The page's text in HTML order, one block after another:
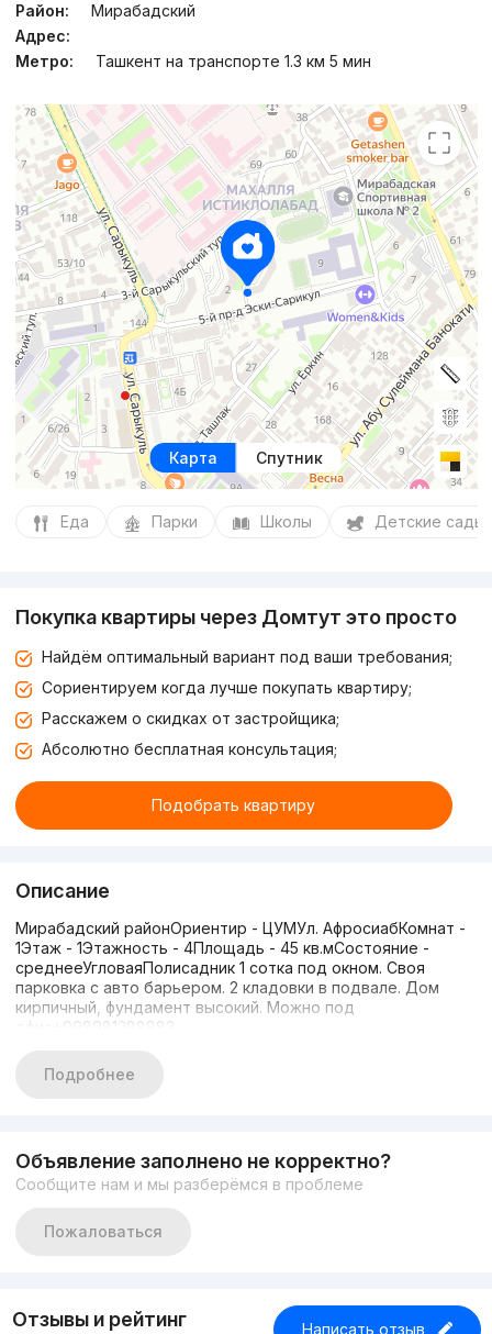
Район:
Мирабадский
Адрес:
Метро:
Ташкент на транспорте 1.3 км 5 мин
Карта Спутник
Еда Парки Школы Детские сады
Покупка квартиры через Домтут это просто
Найдём оптимальный вариант под ваши требования;
Сориентируем когда лучше покупать квартиру;
Расскажем о скидках от застройщика;
Абсолютно бесплатная консультация;
Подобрать квартиру
Описание
Мирабадский районОриентир - ЦУМУл. АфросиабКомнат -
1Этаж - 1Этажность - 4Площадь - 45 кв.мСостояние -
среднееУгловаяПолисадник 1 сотка под окном. Своя
парковка с авто барьером. 2 кладовки в подвале. Дом
кирпичный, фундамент высокий. Можно под
офис+998981288883
Подробнее
Объявление заполнено не корректно?
Сообщите нам и мы разберёмся в проблеме
Пожаловаться
Отзывы и рейтинг Написать отзыв